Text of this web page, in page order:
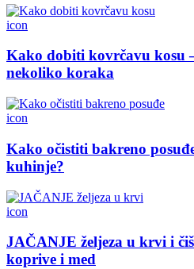
icon
Kako dobiti kovrčavu kosu
nekoliko koraka
icon
Kako očistiti bakreno
kuhinje?
icon
JAČANJE željeza u krvi i
koprive i med